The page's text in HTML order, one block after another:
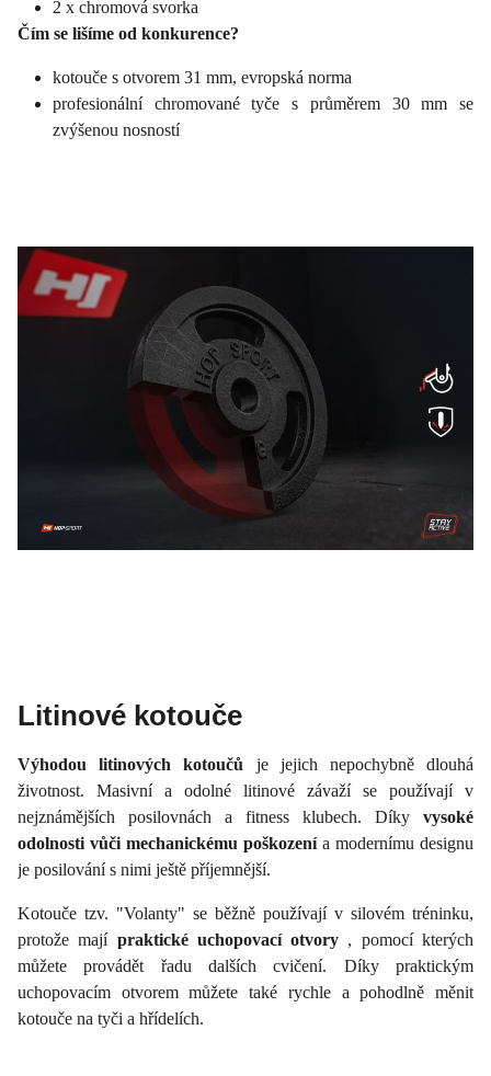
2 x chromová svorka
Čím se lišíme od konkurence?
kotouče s otvorem 31 mm, evropská norma
profesionální chromované tyče s průměrem 30 mm se
zvýšenou nosností
Litinové kotouče
Výhodou litinových kotoučů je jejich nepochybně dlouhá
životnost. Masivní a odolné litinové závaží se používají v
nejznámějších posilovnách a fitness klubech. Díky vysoké
odolnosti vůči mechanickému poškození a modernímu designu
je posilování s nimi ještě příjemnější.
Kotouče tzv. "Volanty" se běžně používají v silovém tréninku,
protože mají praktické uchopovací otvory , pomocí kterých
můžete provádět řadu dalších cvičení. Díky praktickým
uchopovacím otvorem můžete také rychle a pohodlně měnit
kotouče na tyči a hřídelích.